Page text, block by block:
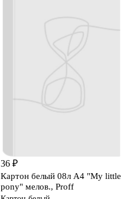
36 ₽
Картон белый 08л А4 "My little
pony" мелов., Proff